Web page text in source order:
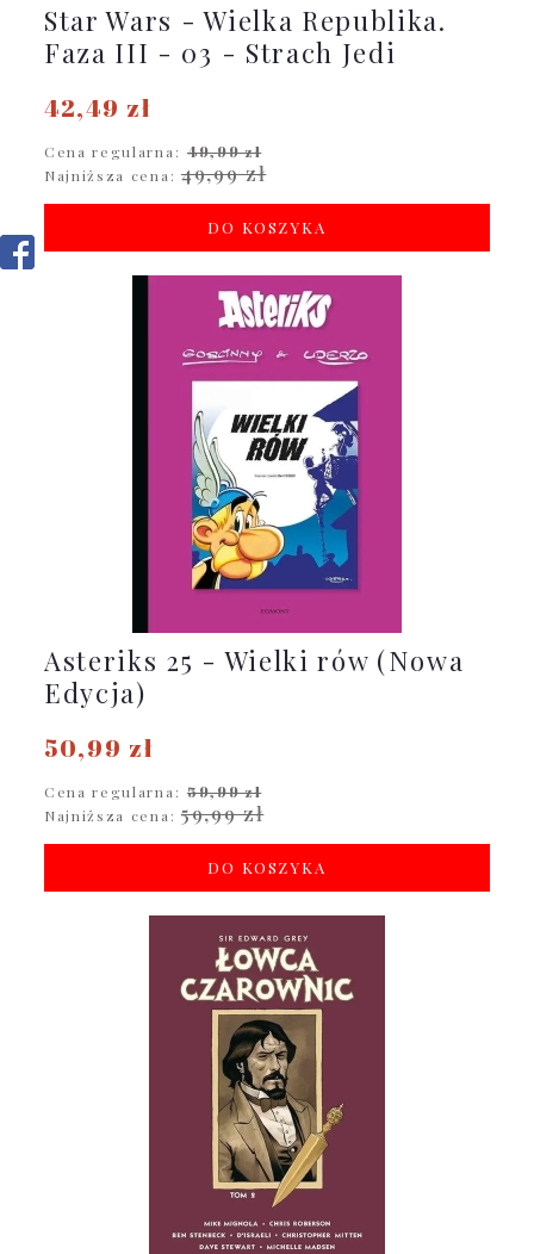
Star Wars - Wielka Republika.
Faza III - 03 - Strach Jedi
42,49 zł
Cena regularna: 49,99 zł
Najniższa cena: 49,99 zł
DO KOSZYKA
Asteriks 25 - Wielki rów (Nowa
Edycja)
50,99 zł
Cena regularna: 59,99 zł
Najniższa cena: 59,99 zł
DO KOSZYKA